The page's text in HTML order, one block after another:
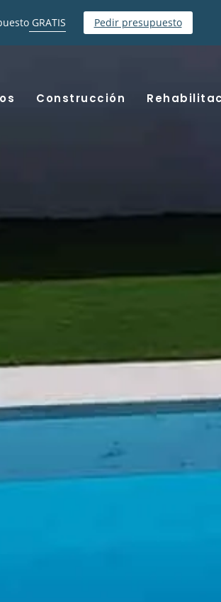
GRATIS Pedir presupuesto
Construcción